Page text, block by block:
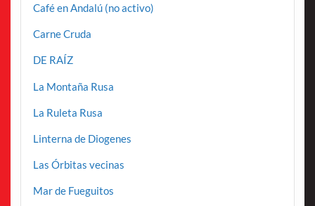
Café en Andalú (no activo)
Carne Cruda
DE RAÍZ
La Montaña Rusa
La Ruleta Rusa
Linterna de Diogenes
Las Órbitas vecinas
Mar de Fueguitos